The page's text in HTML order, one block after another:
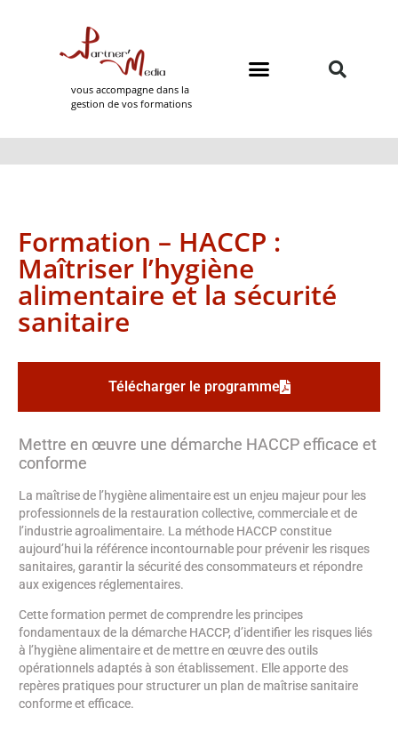
vous accompagne dans la
gestion de vos formations
Formation – HACCP :
Maîtriser l’hygiène
alimentaire et la sécurité
sanitaire
Télécharger le programme
Mettre en œuvre une démarche HACCP efficace et
conforme
La maîtrise de l’hygiène alimentaire est un enjeu majeur pour les
professionnels de la restauration collective, commerciale et de
l’industrie agroalimentaire. La méthode HACCP constitue
aujourd’hui la référence incontournable pour prévenir les risques
sanitaires, garantir la sécurité des consommateurs et répondre
aux exigences réglementaires.
Cette formation permet de comprendre les principes
fondamentaux de la démarche HACCP, d’identifier les risques liés
à l’hygiène alimentaire et de mettre en œuvre des outils
opérationnels adaptés à son établissement. Elle apporte des
repères pratiques pour structurer un plan de maîtrise sanitaire
conforme et efficace.